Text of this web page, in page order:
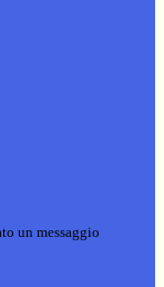
un messaggio